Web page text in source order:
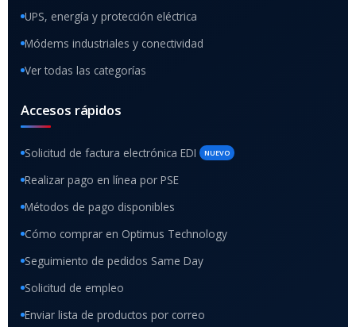
UPS, energía y protección eléctrica
Módems industriales y conectividad
Ver todas las categorías
Accesos rápidos
Solicitud de factura electrónica EDI NUEVO
Realizar pago en línea por PSE
Métodos de pago disponibles
Cómo comprar en Optimus Technology
Seguimiento de pedidos Same Day
Solicitud de empleo
Enviar lista de productos por correo